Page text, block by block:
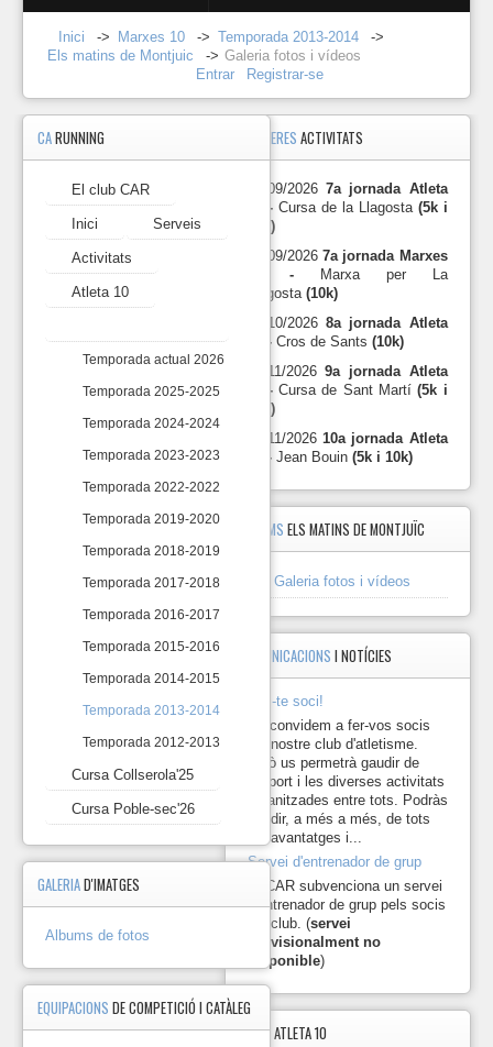
Inici -> Marxes 10 -> Temporada 2013-2014
->
Els matins de Montjuic
-> Galeria fotos i vídeos
Entrar
Registrar-se
Galeria
fotos
i
vídeos
2024-
12-
19
Esmorzar
de
Nadal
https://photos.app.goo.gl/
12-
14 Donar
Germanor
45
anys
1979-
https://photos.app.goo.gl/
usp=drive_link
2024-
12-
Santa
Creu
d'Olorda 2024.
https://photos.app.goo.gl/
2024-
11-
10
Marxa
per
la
Garriga
2024.
https://photos.app.goo.gl/
10-
CARUNNING
El club CAR
Inici Serveis
Activitats
Atleta 10
Temporada actual 2026
Temporada 2025-2025
Temporada 2024-2024
Temporada 2023-2023
Temporada 2022-2022
Temporada 2019-2020
Temporada 2018-2019
Temporada 2017-2018
Temporada 2016-2017
Temporada 2015-2016
Temporada 2014-2015
Temporada 2013-2014
Temporada 2012-2013
Cursa Collserola'25
Cursa Poble-sec'26
GALERIAD'IMATGES
Albums de fotos
EQUIPACIONSDE COMPETICIÓ I CATÀLEG
PROPERES ACTIVITATS
27/09/20267a jornada Atleta
10 - Cursa de la Llagosta(5k i
10k)
27/09/20267a jornada Marxes
10 -
Marxa per La
Llagosta(10k)
18/10/20268a jornada Atleta
10 - Cros de Sants (10k)
15/11/20269a jornada Atleta
10 -Cursa de Sant Martí(5k i
10k)
29/11/202610a jornada Atleta
10 - Jean Bouin(5k i 10k)
ÀLBUMS ELS MATINS DE MONTJUÏC
Galeria fotos i vídeos
COMUNICACIONS I NOTÍCIES
Fes-te soci!
Us convidem a fer-vos socis
del nostre club d'atletisme.
Això us permetrà gaudir de
l'esport i les diverses activitats
organitzades entre tots. Podràs
gaudir, a més a més, de tots
els avantatges i...
Servei d'entrenador de grup
El CAR subvenciona un servei
d'entrenador de grup pels socis
del club. (servei
provisionalment no
disponible)
TOP5 ATLETA 10